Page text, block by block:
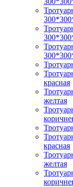
красная
желтая
красная
желтая